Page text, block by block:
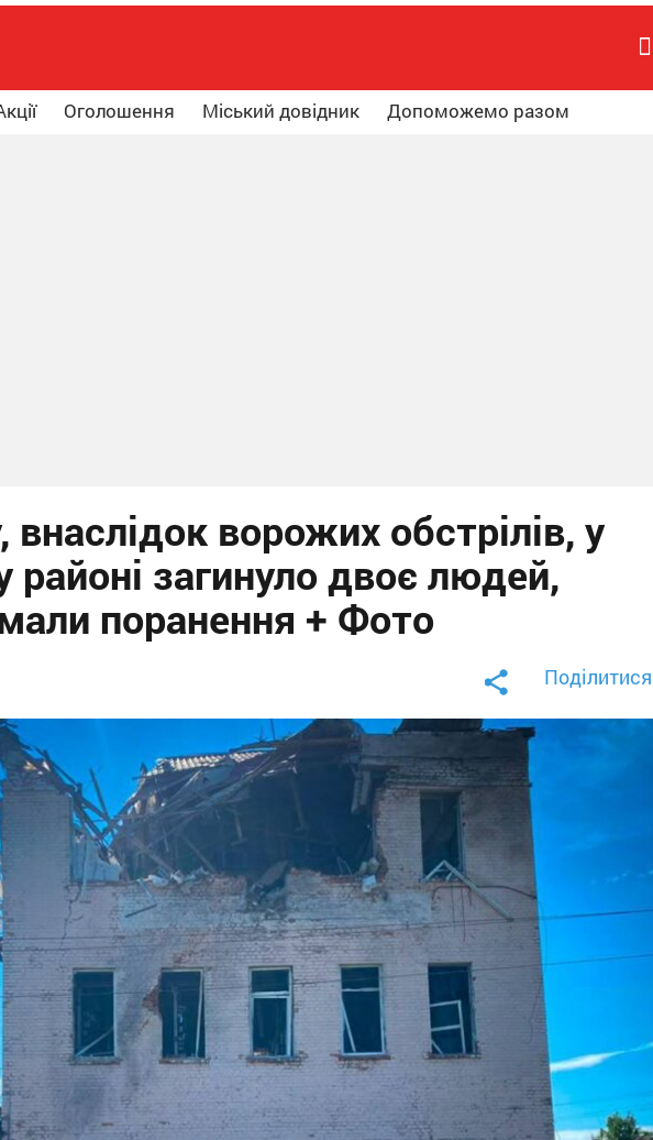
Оголошення Міський довідник Допоможемо разом
ворожих обстрілів, у
загинуло двоє людей,
поранення + Фото
Поділитися